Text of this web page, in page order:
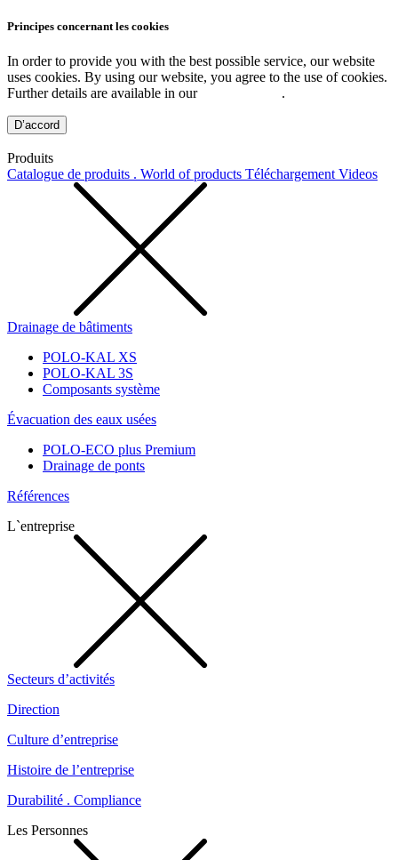
Principes concernant les cookies
In order to provide you with the best possible service, our website
uses cookies. By using our website, you agree to the use of cookies.
Further details are available in our
.
D’accord
Produits
Catalogue de produits . World of products Téléchargement Videos
Drainage de bâtiments
POLO-KAL XS
POLO-KAL 3S
Composants système
Évacuation des eaux usées
POLO-ECO plus Premium
Drainage de ponts
Références
L`entreprise
Secteurs d’activités
Direction
Culture d’entreprise
Histoire de l’entreprise
Durabilité . Compliance
Les Personnes